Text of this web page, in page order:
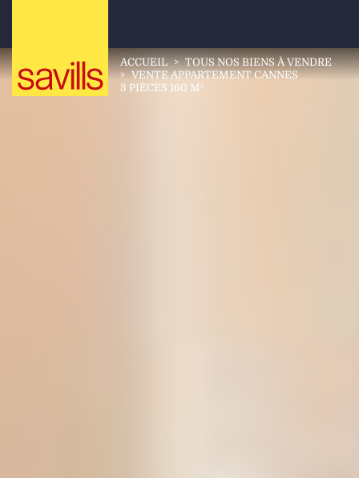
ACCUEIL > TOUS NOS BIENS À VENDRE
> VENTE APPARTEMENT CANNES
3 PIÈCES 160 M²